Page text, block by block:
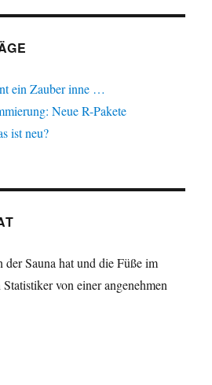
ein Zauber inne …
Neue R-Pakete
ist neu?
Sauna hat und die Füße im
von einer angenehmen